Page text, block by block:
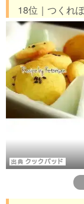
18位｜つくれ